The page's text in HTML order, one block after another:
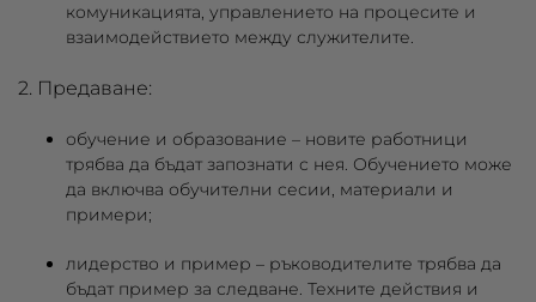
комуникацията, управлението на процесите и
взаимодействието между служителите.
2. Предаване:
обучение и образование – новите работници
трябва да бъдат запознати с нея. Обучението може
да включва обучителни сесии, материали и
примери;
лидерство и пример – ръководителите трябва да
бъдат пример за следване. Техните действия и